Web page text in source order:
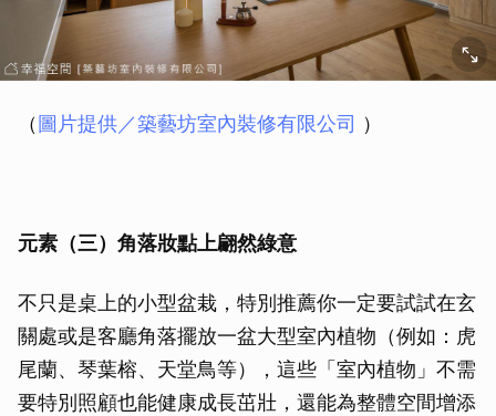
（ 圖片提供／築藝坊室內裝修有限公司 ）
元素（三）角落妝點上翩然綠意
不只是桌上的小型盆栽，特別推薦你一定要試試在玄
關處或是客廳角落擺放一盆大型室內植物（例如：虎
尾蘭、琴葉榕、天堂鳥等），這些「室內植物」不需
要特別照顧也能健康成長茁壯，還能為整體空間增添